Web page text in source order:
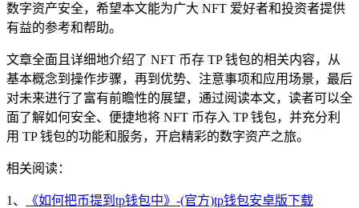
数字资产安全，希望本文能为广大 NFT 爱好者和投资者提供
有益的参考和帮助。
文章全面且详细地介绍了 NFT 币存 TP 钱包的相关内容，从
基本概念到操作步骤，再到优势、注意事项和应用场景，最后
对未来进行了富有前瞻性的展望，通过阅读本文，读者可以全
面了解如何安全、便捷地将 NFT 币存入 TP 钱包，并充分利
用 TP 钱包的功能和服务，开启精彩的数字资产之旅。
相关阅读：
1、 《如何把币提到tp钱包中》-(官方)tp钱包安卓版下载